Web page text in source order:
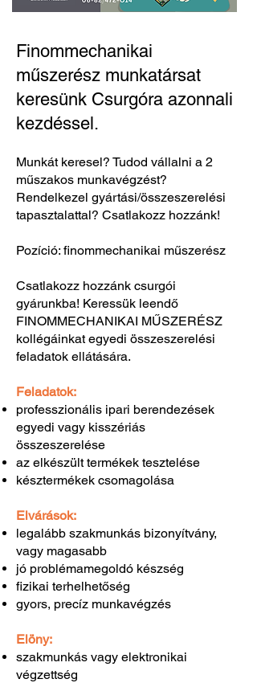
Finommechanikai
műszerész munkatársat
keresünk Csurgóra azonnali
kezdéssel.
Munkát keresel? Tudod vállalni a 2
műszakos munkavégzést?
Rendelkezel gyártási/összeszerelési
tapasztalattal? Csatlakozz hozzánk!
Pozíció: finommechanikai műszerész
Csatlakozz hozzánk csurgói
gyárunkba! Keressük leendő
FINOMMECHANIKAI MŰSZERÉSZ
kollégáinkat egyedi összeszerelési
feladatok ellátására.
Feladatok:
professzionális ipari berendezések
egyedi vagy kisszériás
összeszerelése
az elkészült termékek tesztelése
késztermékek csomagolása
Elvárások:
legalább szakmunkás bizonyítvány,
vagy magasabb
jó problémamegoldó készség
fizikai terhelhetőség
gyors, precíz munkavégzés
Elöny:
szakmunkás vagy elektronikai
végzettség